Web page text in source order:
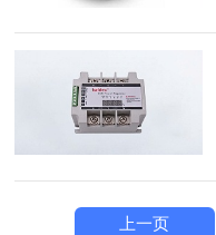
上一页